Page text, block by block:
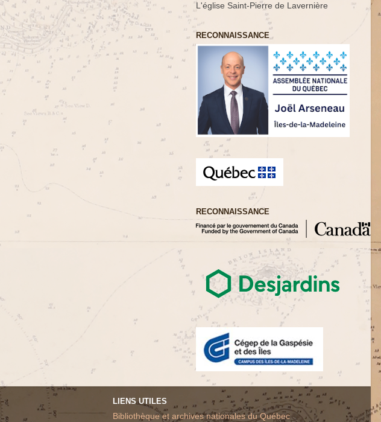
L'église Saint-Pierre de Lavernière
RECONNAISSANCE
RECONNAISSANCE
LIENS UTILES
Bibliothèque et archives nationales du Québec